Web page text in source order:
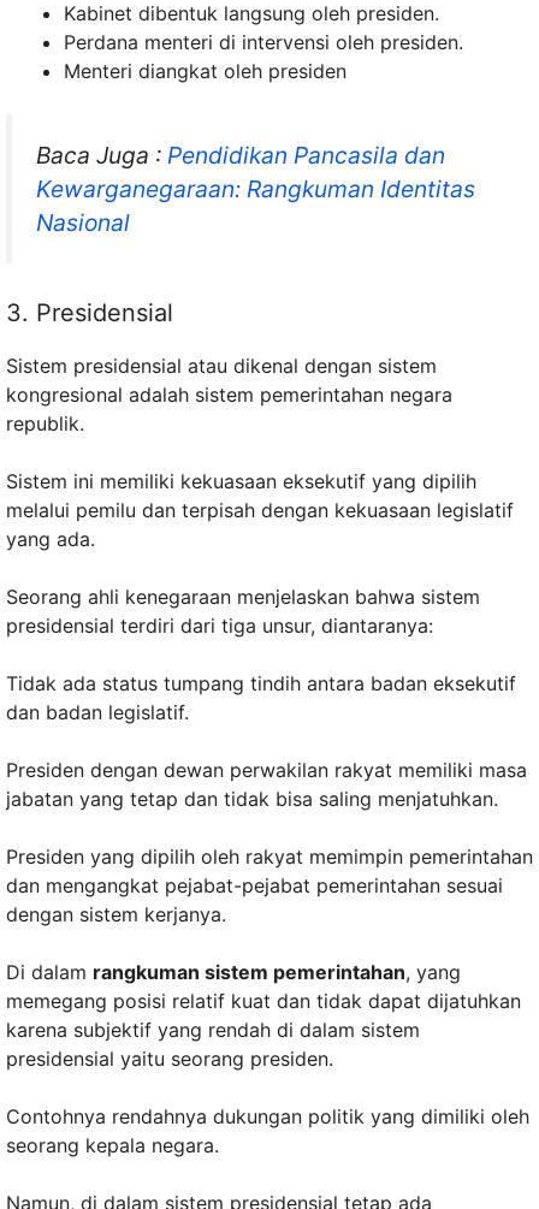
Kabinet dibentuk langsung oleh presiden.
Perdana menteri di intervensi oleh presiden.
Menteri diangkat oleh presiden
Baca Juga : Pendidikan Pancasila dan
Kewarganegaraan: Rangkuman Identitas
Nasional
3. Presidensial
Sistem presidensial atau dikenal dengan sistem
kongresional adalah sistem pemerintahan negara
republik.
Sistem ini memiliki kekuasaan eksekutif yang dipilih
melalui pemilu dan terpisah dengan kekuasaan legislatif
yang ada.
Seorang ahli kenegaraan menjelaskan bahwa sistem
presidensial terdiri dari tiga unsur, diantaranya:
Tidak ada status tumpang tindih antara badan eksekutif
dan badan legislatif.
Presiden dengan dewan perwakilan rakyat memiliki masa
jabatan yang tetap dan tidak bisa saling menjatuhkan.
Presiden yang dipilih oleh rakyat memimpin pemerintahan
dan mengangkat pejabat-pejabat pemerintahan sesuai
dengan sistem kerjanya.
Di dalam rangkuman sistem pemerintahan, yang
memegang posisi relatif kuat dan tidak dapat dijatuhkan
karena subjektif yang rendah di dalam sistem
presidensial yaitu seorang presiden.
Contohnya rendahnya dukungan politik yang dimiliki oleh
seorang kepala negara.
Namun, di dalam sistem presidensial tetap ada